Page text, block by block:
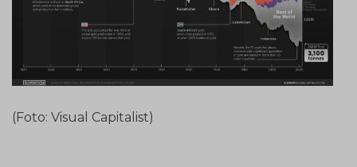
(Foto: Visual Capitalist)